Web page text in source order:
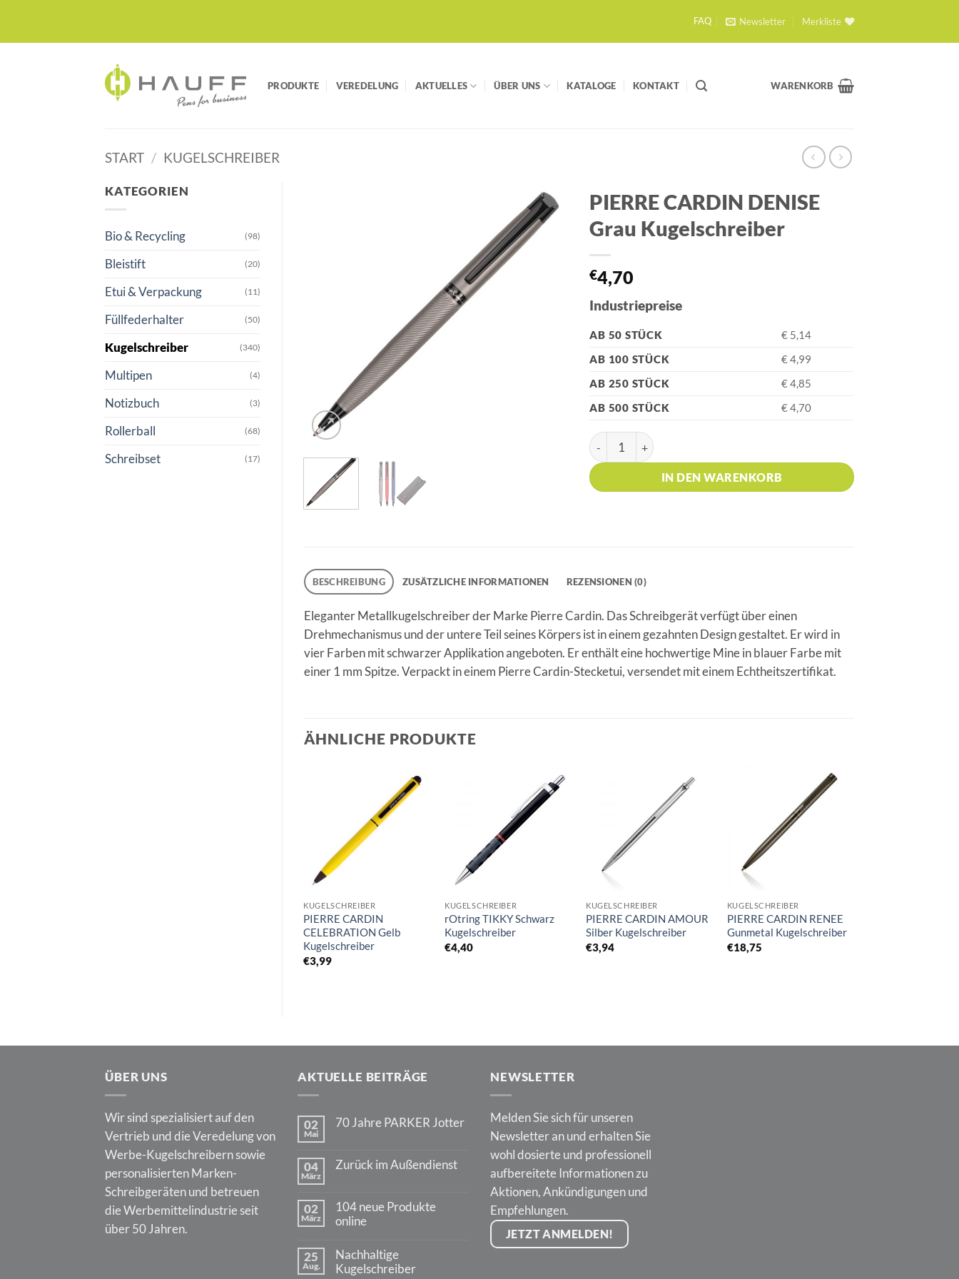
springen
FAQ Newsletter Merkliste
PRODUKTE VEREDELUNG AKTUELLES ÜBER UNS KATALOGE KONTAKT WARENKORB
START / KUGELSCHREIBER
KATEGORIEN
Bio & Recycling (98)
Bleistift (20)
Etui & Verpackung (11)
Füllfederhalter (50)
Kugelschreiber (340)
Multipen (4)
Notizbuch (3)
Rollerball (68)
Schreibset (17)
Auf die
Merkliste
PIERRE CARDIN DENISE
Grau Kugelschreiber
€4,70
Industriepreise
AB 50 STÜCK
€ 5,14
AB 100 STÜCK
€ 4,99
AB 250 STÜCK
€ 4,85
AB 500 STÜCK
€ 4,70
PIERRE CARDIN DENISE Grau Kugelschreiber Menge
IN DEN WARENKORB
BESCHREIBUNG ZUSÄTZLICHE INFORMATIONEN REZENSIONEN (0)
Eleganter Metallkugelschreiber der Marke Pierre Cardin. Das Schreibgerät verfügt über einen
Drehmechanismus und der untere Teil seines Körpers ist in einem gezahnten Design gestaltet. Er wird in
vier Farben mit schwarzer Applikation angeboten. Er enthält eine hochwertige Mine in blauer Farbe mit
einer 1 mm Spitze. Verpackt in einem Pierre Cardin-Stecketui, versendet mit einem Echtheitszertifikat.
ÄHNLICHE PRODUKTE
Auf die
Merkliste
KUGELSCHREIBER
PIERRE CARDIN
CELEBRATION Gelb
Kugelschreiber
€3,99
Auf die
Merkliste
KUGELSCHREIBER
rOtring TIKKY Schwarz
Kugelschreiber
€4,40
Auf die
KUGELSCHREIBER
PIERRE CARDIN AMOUR
Silber Kugelschreiber
€3,94
Auf die
KUGELSCHREIBER
PIERRE CARDIN RENEE
Gunmetal Kugelschreiber
€18,75
ÜBER UNS
Wir sind spezialisiert auf den
Vertrieb und die Veredelung von
Werbe-Kugelschreibern sowie
personalisierten Marken-
Schreibgeräten und betreuen
die Werbemittelindustrie seit
über 50 Jahren.
AKTUELLE BEITRÄGE
02
Mai
70 Jahre PARKER Jotter
70
04
März
Zurück im Außendienst
Zurück
im
Außendienst
02
März
104 neue Produkte
online
zu
104
neue
25
Aug.
Nachhaltige
Kugelschreiber
NEWSLETTER
Melden Sie sich für unseren
Newsletter an und erhalten Sie
wohl dosierte und professionell
aufbereitete Informationen zu
Aktionen, Ankündigungen und
Empfehlungen.
JETZT ANMELDEN!